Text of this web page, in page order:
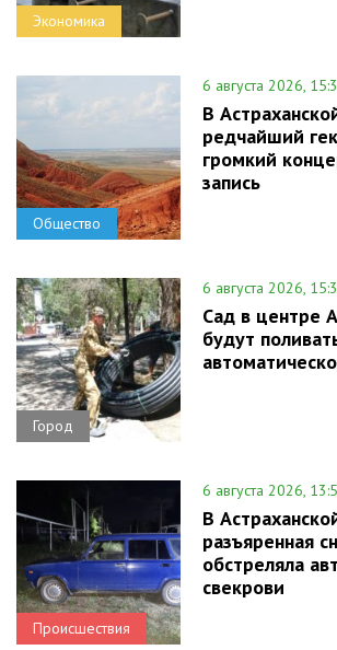
Экономика
Общество
6 августа 2026,
В
редчайший
громкий
запись
Город
6 августа 2026,
Сад в центре
будут
Происшествия
6 августа 2026,
В
разъяренная
обстреляла
свекрови